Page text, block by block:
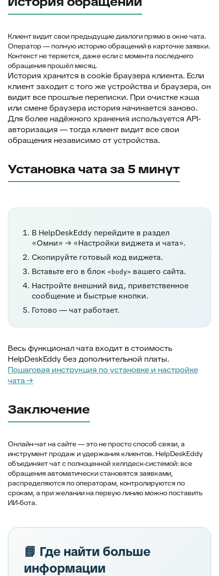
Клиент видит свои предыдущие диалоги прямо в окне чата.
Оператор — полную историю обращений в карточке заявки.
Контекст не теряется, даже если с момента последнего
обращения прошёл месяц.
История хранится в cookie браузера клиента. Если
клиент заходит с того же устройства и браузера, он
видит все прошлые переписки. При очистке кэша
или смене браузера история начинается заново.
Для более надёжного хранения используется API-
авторизация — тогда клиент видит все свои
обращения независимо от устройства.
Установка чата за 5 минут
В HelpDeskEddy перейдите в раздел
«Омни» → «Настройки виджета и чата».
Скопируйте готовый код виджета.
Вставьте его в блок <body> вашего сайта.
Настройте внешний вид, приветственное
сообщение и быстрые кнопки.
Готово — чат работает.
Весь функционал чата входит в стоимость
HelpDeskEddy без дополнительной платы.
Пошаговая инструкция по установке и настройке
чата →
Заключение
Онлайн-чат на сайте — это не просто способ связи, а
инструмент продаж и удержания клиентов. HelpDeskEddy
объединяет чат с полноценной хелпдеск-системой: все
обращения автоматически становятся заявками,
распределяются по операторам, контролируются по
срокам, а при желании на первую линию можно поставить
ИИ-бота.
📘 Где найти больше
информации